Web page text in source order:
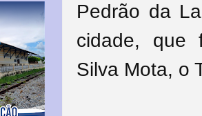
Pedrão da
cidade, que
Silva Mota, o